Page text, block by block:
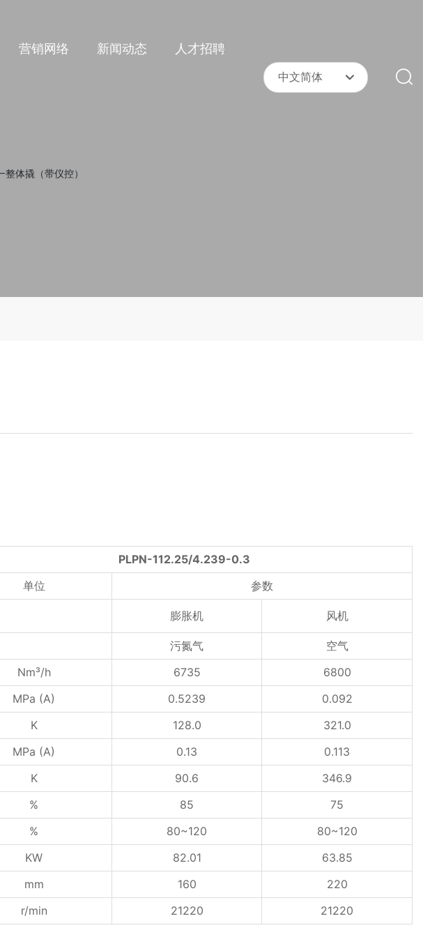
营销网络 新闻动态 人才招聘
中文简体
PLPN-112.25/4.239-0.3
单位 参数
膨胀机 风机
污氮气
空气
Nm³/h 6735
6800
MPa (A) 0.5239
0.092
K 128.0
321.0
MPa (A) 0.13
0.113
K 90.6
346.9
% 85
75
% 80~120
80~120
KW 82.01
63.85
mm 160
220
r/min 21220 21220